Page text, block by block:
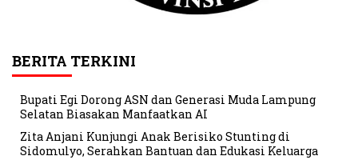
BERITA TERKINI
Bupati Egi Dorong ASN dan Generasi Muda Lampung
Selatan Biasakan Manfaatkan AI
Zita Anjani Kunjungi Anak Berisiko Stunting di
Sidomulyo, Serahkan Bantuan dan Edukasi Keluarga